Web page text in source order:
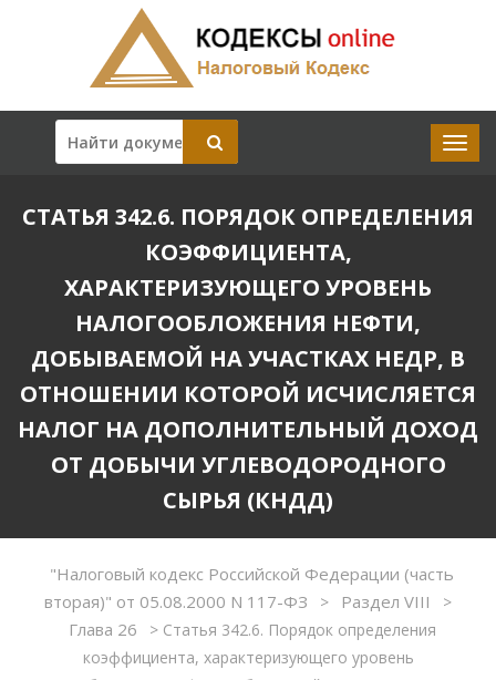
СТАТЬЯ 342.6. ПОРЯДОК ОПРЕДЕЛЕНИЯ
КОЭФФИЦИЕНТА,
ХАРАКТЕРИЗУЮЩЕГО УРОВЕНЬ
НАЛОГООБЛОЖЕНИЯ НЕФТИ,
ДОБЫВАЕМОЙ НА УЧАСТКАХ НЕДР, В
ОТНОШЕНИИ КОТОРОЙ ИСЧИСЛЯЕТСЯ
НАЛОГ НА ДОПОЛНИТЕЛЬНЫЙ ДОХОД
ОТ ДОБЫЧИ УГЛЕВОДОРОДНОГО
СЫРЬЯ (КНДД)
"Налоговый кодекс Российской Федерации (часть
вторая)" от 05.08.2000 N 117-ФЗ
> Раздел VIII >
Глава 26 >Статья 342.6. Порядок определения
коэффициента, характеризующего уровень